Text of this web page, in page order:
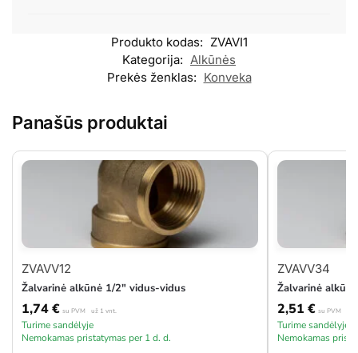
Produkto kodas: ZVAVI1
Kategorija: Alkūnės
Prekės ženklas: Konveka
Panašūs produktai
ZVAVV12
Žalvarinė alkūnė 1/2″ vidus-vidus
1,74€ su PVM už 1 vnt.
Turime sandėlyje
Nemokamas pristatymas per 1 d. d.
ZVAVV34
Žalvarinė
2,51 € su PVM
Turime sandėlyje
Nemokamas